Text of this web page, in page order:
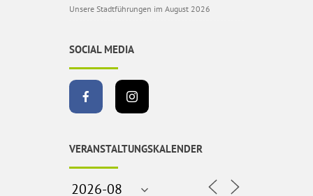
Unsere Stadtführungen im August 2026
SOCIAL MEDIA
VERANSTALTUNGSKALENDER